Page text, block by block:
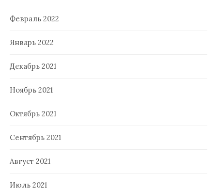
Февраль 2022
Январь 2022
Декабрь 2021
Ноябрь 2021
Октябрь 2021
Сентябрь 2021
Август 2021
Июль 2021